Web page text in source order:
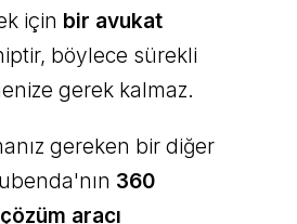
için bir avukat
böylece sürekli
gerek kalmaz.
gereken bir diğer
360
aracı